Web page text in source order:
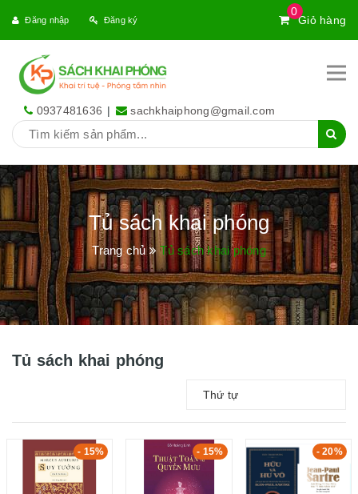
0
Giỏ hàng
Đăng nhập Đăng ký
0937481636 | sachkhaiphong@gmail.com
Tủ sách khai phóng
Trang chủ Tủ sách khai phóng
Tủ sách khai phóng
Thứ tự
- 15% - 15% - 20%